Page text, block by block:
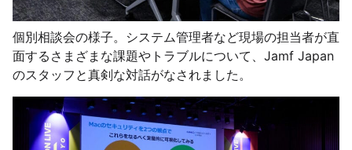
個別相談会の様子。システム管理者など現場の担当者が直
面するさまざまな課題やトラブルについて、Jamf Japan
のスタッフと真剣な対話がなされました。